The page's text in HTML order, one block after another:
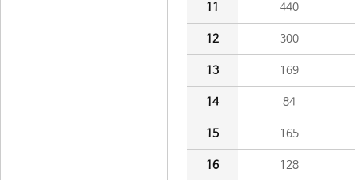
11 440
12 300
13 169
14 84
15 165
16 128